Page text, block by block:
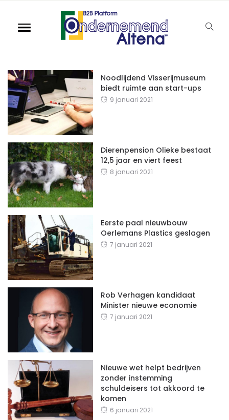
Noodlijdend Visserijmuseum
biedt ruimte aan start-ups
9 januari 2021
Dierenpension Olieke bestaat
12,5 jaar en viert feest
8 januari 2021
Eerste paal nieuwbouw
Oerlemans Plastics geslagen
7 januari 2021
Rob Verhagen kandidaat
Minister nieuwe economie
7 januari 2021
Nieuwe wet helpt bedrijven
zonder instemming
schuldeisers tot akkoord te
komen
6 januari 2021